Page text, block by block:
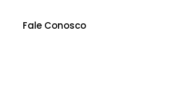
Fale Conosco